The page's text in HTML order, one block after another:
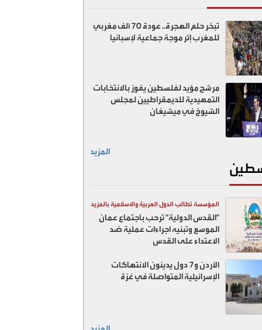
تبخر حلم الهجرة.. عودة 70 ألف مغربي
للمغرب إثر موجة جماعية لإسبانيا
مرشح مؤيد لفلسطين يفوز بالانتخابات
التمهيدية للديمقراطيين لمجلس
الشيوخ في ميشيغان
المزيد
المؤسسة تطالب الدول العربية والاسلامية بالمزيد
ضد اسرائيل
"القدس الدولية" ترحب باجتماع عمان
الموسع وتبنيه اجراءات عملية ضد
الاعتداء على القدس
الأردن و7 دول يدينون الانتهاكات
الإسرائيلية المتواصلة في غزة